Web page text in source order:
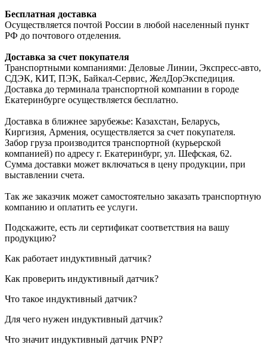
Бесплатная доставка
Осуществляется почтой России в любой населенный пункт
РФ до почтового отделения.
Доставка за счет покупателя
Транспортными компаниями: Деловые Линии, Экспресс-авто,
СДЭК, КИТ, ПЭК, Байкал-Сервис, ЖелДорЭкспедиция.
Доставка до терминала транспортной компании в городе
Екатеринбурге осуществляется бесплатно.
Доставка в ближнее зарубежье: Казахстан, Беларусь,
Киргизия, Армения, осуществляется за счет покупателя.
Забор груза производится транспортной (курьерской
компанией) по адресу г. Екатеринбург, ул. Шефская, 62.
Сумма доставки может включаться в цену продукции, при
выставлении счета.
Так же заказчик может самостоятельно заказать транспортную
компанию и оплатить ее услуги.
Подскажите, есть ли сертификат соответствия на вашу
продукцию?
Как работает индуктивный датчик?
Как проверить индуктивный датчик?
Что такое индуктивный датчик?
Для чего нужен индуктивный датчик?
Что значит индуктивный датчик PNP?